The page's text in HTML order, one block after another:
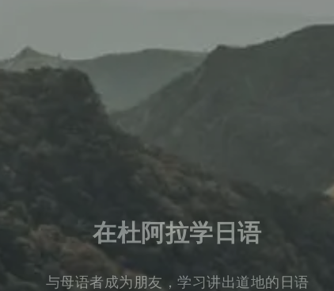
在杜阿拉学日语
与母语者成为朋友，学习讲出道地的日语